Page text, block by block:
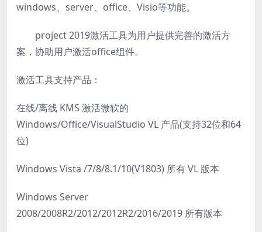
windows、server、office、Visio等功能。
project 2019激活工具为用户提供完善的激活方
案，协助用户激活office组件。
激活工具支持产品：
在线/离线 KMS 激活微软的
Windows/Office/VisualStudio VL 产品(支持32位和64
位)
Windows Vista /7/8/8.1/10(V1803) 所有 VL 版本
Windows Server
2008/2008R2/2012/2012R2/2016/2019 所有版本